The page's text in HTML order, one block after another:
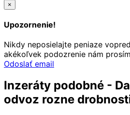
×
Upozornenie!
Nikdy neposielajte peniaze
akékoľvek podozrenie nám
Odoslať email
Inzeráty podobné -
odvoz rozne